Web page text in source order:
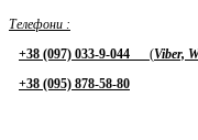
Телефони :
+38 (097) 033-9-044
(Viber,
+38 (095) 878-58-80